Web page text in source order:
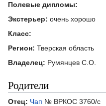
Полевые дипломы:
Экстерьер: очень хорошо
Класс:
Регион: Тверская область
Владелец: Румянцев С.О.
Родители
Отец: Чап № ВРКОС 3760/с